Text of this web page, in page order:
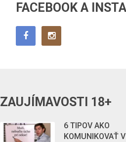
FACEBOOK A
ZAUJÍMAVOSTI 18+
6 TIPOV AKO
KOMUNIKOVAŤ